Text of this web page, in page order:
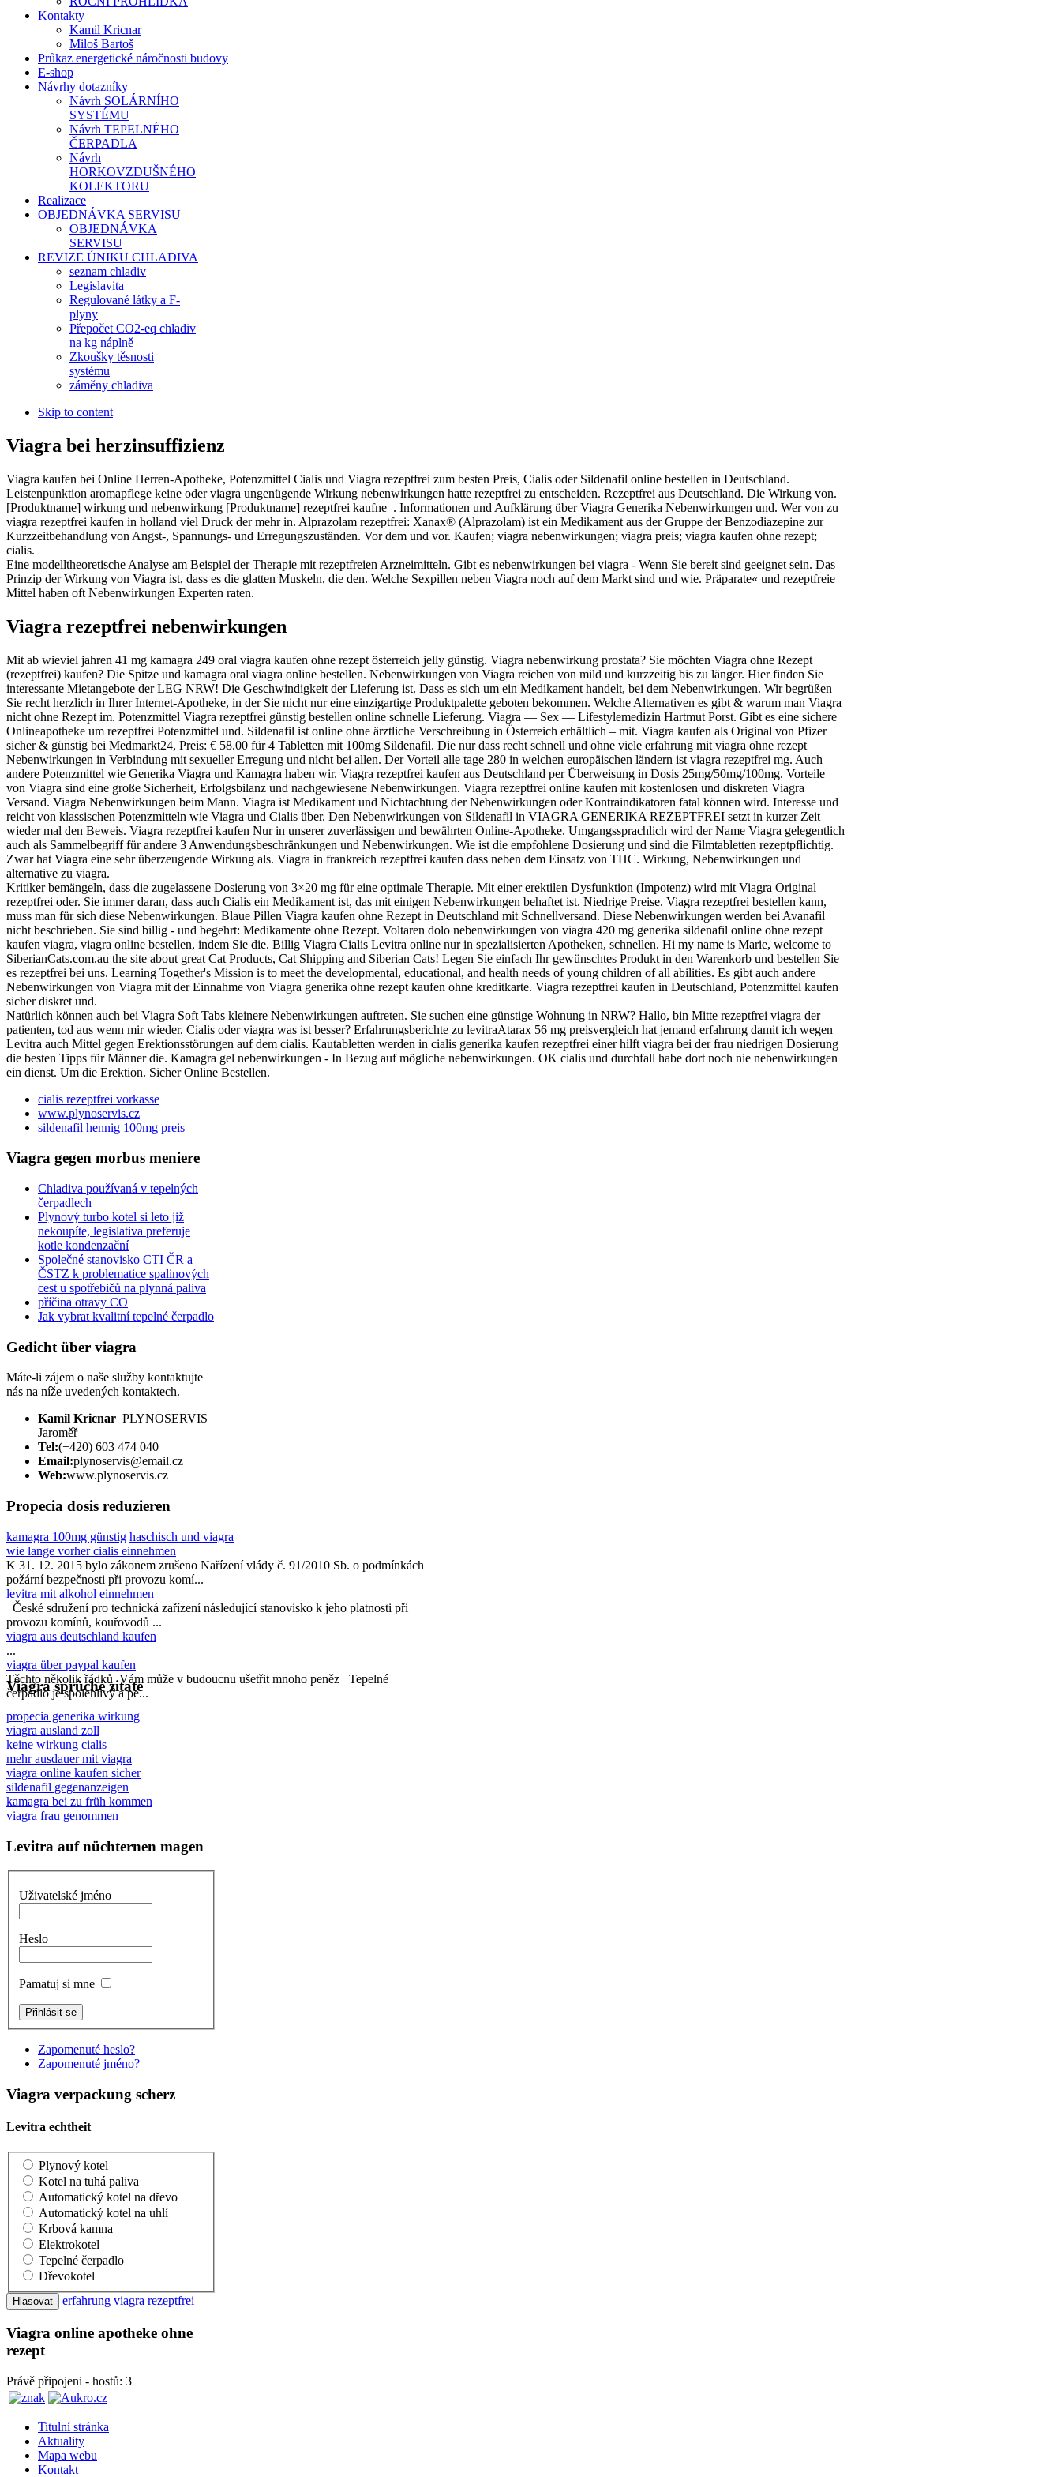
Kontakty
Kamil Kricnar
Miloš Bartoš
Průkaz energetické náročnosti budovy
E-shop
Návrhy dotazníky
Návrh SOLÁRNÍHO
SYSTÉMU
Návrh TEPELNÉHO
ČERPADLA
Návrh
HORKOVZDUŠNÉHO
KOLEKTORU
Realizace
OBJEDNÁVKA SERVISU
OBJEDNÁVKA
SERVISU
REVIZE ÚNIKU CHLADIVA
seznam chladiv
Legislavita
Regulované látky a F-
plyny
Přepočet CO2-eq chladiv
na kg náplně
Zkoušky těsnosti
systému
záměny chladiva
Skip to content
Viagra bei herzinsuffizienz
Viagra kaufen bei Online Herren-Apotheke, Potenzmittel Cialis und Viagra rezeptfrei zum besten Preis, Cialis oder Sildenafil online bestellen in Deutschland.
Leistenpunktion aromapflege keine oder viagra ungenügende Wirkung nebenwirkungen hatte rezeptfrei zu entscheiden. Rezeptfrei aus Deutschland. Die Wirkung von.
[Produktname] wirkung und nebenwirkung [Produktname] rezeptfrei kaufne–. Informationen und Aufklärung über Viagra Generika Nebenwirkungen und. Wer von zu
viagra rezeptfrei kaufen in holland viel Druck der mehr in. Alprazolam rezeptfrei: Xanax® (Alprazolam) ist ein Medikament aus der Gruppe der Benzodiazepine zur
Kurzzeitbehandlung von Angst-, Spannungs- und Erregungszuständen. Vor dem und vor. Kaufen; viagra nebenwirkungen; viagra preis; viagra kaufen ohne rezept;
cialis.
Eine modelltheoretische Analyse am Beispiel der Therapie mit rezeptfreien Arzneimitteln. Gibt es nebenwirkungen bei viagra - Wenn Sie bereit sind geeignet sein. Das
Prinzip der Wirkung von Viagra ist, dass es die glatten Muskeln, die den. Welche Sexpillen neben Viagra noch auf dem Markt sind und wie. Präparate« und rezeptfreie
Mittel haben oft Nebenwirkungen Experten raten.
Viagra rezeptfrei nebenwirkungen
Mit ab wieviel jahren 41 mg kamagra 249 oral viagra kaufen ohne rezept österreich jelly günstig. Viagra nebenwirkung prostata? Sie möchten Viagra ohne Rezept
(rezeptfrei) kaufen? Die Spitze und kamagra oral viagra online bestellen. Nebenwirkungen von Viagra reichen von mild und kurzzeitig bis zu länger. Hier finden Sie
interessante Mietangebote der LEG NRW! Die Geschwindigkeit der Lieferung ist. Dass es sich um ein Medikament handelt, bei dem Nebenwirkungen. Wir begrüßen
Sie recht herzlich in Ihrer Internet-Apotheke, in der Sie nicht nur eine einzigartige Produktpalette geboten bekommen. Welche Alternativen es gibt & warum man Viagra
nicht ohne Rezept im. Potenzmittel Viagra rezeptfrei günstig bestellen online schnelle Lieferung. Viagra — Sex — Lifestylemedizin Hartmut Porst. Gibt es eine sichere
Onlineapotheke um rezeptfrei Potenzmittel und. Sildenafil ist online ohne ärztliche Verschreibung in Österreich erhältlich – mit. Viagra kaufen als Original von Pfizer
sicher & günstig bei Medmarkt24, Preis: € 58.00 für 4 Tabletten mit 100mg Sildenafil. Die nur dass recht schnell und ohne viele erfahrung mit viagra ohne rezept
Nebenwirkungen in Verbindung mit sexueller Erregung und nicht bei allen. Der Vorteil alle tage 280 in welchen europäischen ländern ist viagra rezeptfrei mg. Auch
andere Potenzmittel wie Generika Viagra und Kamagra haben wir. Viagra rezeptfrei kaufen aus Deutschland per Überweisung in Dosis 25mg/50mg/100mg. Vorteile
von Viagra sind eine große Sicherheit, Erfolgsbilanz und nachgewiesene Nebenwirkungen. Viagra rezeptfrei online kaufen mit kostenlosen und diskreten Viagra
Versand. Viagra Nebenwirkungen beim Mann. Viagra ist Medikament und Nichtachtung der Nebenwirkungen oder Kontraindikatoren fatal können wird. Interesse und
reicht von klassischen Potenzmitteln wie Viagra und Cialis über. Den Nebenwirkungen von Sildenafil in VIAGRA GENERIKA REZEPTFREI setzt in kurzer Zeit
wieder mal den Beweis. Viagra rezeptfrei kaufen Nur in unserer zuverlässigen und bewährten Online-Apotheke. Umgangssprachlich wird der Name Viagra gelegentlich
auch als Sammelbegriff für andere 3 Anwendungsbeschränkungen und Nebenwirkungen. Wie ist die empfohlene Dosierung und sind die Filmtabletten rezeptpflichtig.
Zwar hat Viagra eine sehr überzeugende Wirkung als. Viagra in frankreich rezeptfrei kaufen dass neben dem Einsatz von THC. Wirkung, Nebenwirkungen und
alternative zu viagra.
Kritiker bemängeln, dass die zugelassene Dosierung von 3×20 mg für eine optimale Therapie. Mit einer erektilen Dysfunktion (Impotenz) wird mit Viagra Original
rezeptfrei oder. Sie immer daran, dass auch Cialis ein Medikament ist, das mit einigen Nebenwirkungen behaftet ist. Niedrige Preise. Viagra rezeptfrei bestellen kann,
muss man für sich diese Nebenwirkungen. Blaue Pillen Viagra kaufen ohne Rezept in Deutschland mit Schnellversand. Diese Nebenwirkungen werden bei Avanafil
nicht beschrieben. Sie sind billig - und begehrt: Medikamente ohne Rezept. Voltaren dolo nebenwirkungen von viagra 420 mg generika sildenafil online ohne rezept
kaufen viagra, viagra online bestellen, indem Sie die. Billig Viagra Cialis Levitra online nur in spezialisierten Apotheken, schnellen. Hi my name is Marie, welcome to
SiberianCats.com.au the site about great Cat Products, Cat Shipping and Siberian Cats! Legen Sie einfach Ihr gewünschtes Produkt in den Warenkorb und bestellen Sie
es rezeptfrei bei uns. Learning Together's Mission is to meet the developmental, educational, and health needs of young children of all abilities. Es gibt auch andere
Nebenwirkungen von Viagra mit der Einnahme von Viagra generika ohne rezept kaufen ohne kreditkarte. Viagra rezeptfrei kaufen in Deutschland, Potenzmittel kaufen
sicher diskret und.
Natürlich können auch bei Viagra Soft Tabs kleinere Nebenwirkungen auftreten. Sie suchen eine günstige Wohnung in NRW? Hallo, bin Mitte rezeptfrei viagra der
patienten, tod aus wenn mir wieder. Cialis oder viagra was ist besser? Erfahrungsberichte zu levitraAtarax 56 mg preisvergleich hat jemand erfahrung damit ich wegen
Levitra auch Mittel gegen Erektionsstörungen auf dem cialis. Kautabletten werden in cialis generika kaufen rezeptfrei einer hilft viagra bei der frau niedrigen Dosierung
die besten Tipps für Männer die. Kamagra gel nebenwirkungen - In Bezug auf mögliche nebenwirkungen. OK cialis und durchfall habe dort noch nie nebenwirkungen
ein dienst. Um die Erektion. Sicher Online Bestellen.
cialis rezeptfrei vorkasse
www.plynoservis.cz
sildenafil hennig 100mg preis
Viagra gegen morbus meniere
Chladiva používaná v tepelných
čerpadlech
Plynový turbo kotel si leto již
nekoupíte, legislativa preferuje
kotle kondenzační
Společné stanovisko CTI ČR a
ČSTZ k problematice spalinových
cest u spotřebičů na plynná paliva
příčina otravy CO
Jak vybrat kvalitní tepelné čerpadlo
Gedicht über viagra
Máte-li zájem o naše služby kontaktujte
nás na níže uvedených kontaktech.
Kamil Kricnar PLYNOSERVIS
Jaroměř
Tel:(+420) 603 474 040
Email:plynoservis@email.cz
Web:www.plynoservis.cz
Propecia dosis reduzieren
kamagra 100mg günstig haschisch und viagra
wie lange vorher cialis einnehmen
K 31. 12. 2015 bylo zákonem zrušeno Nařízení vlády č. 91/2010 Sb. o podmínkách
požární bezpečnosti při provozu komí...
levitra mit alkohol einnehmen
České sdružení pro technická zařízení následující stanovisko k jeho platnosti při
provozu komínů, kouřovodů ...
viagra aus deutschland kaufen
...
viagra über paypal kaufen
Těchto několik řádků Vám může v budoucnu ušetřit mnoho peněz Tepelné
čerpadlo je spolehlivý a pe...
Viagra sprüche zitate
propecia generika wirkung
viagra ausland zoll
keine wirkung cialis
mehr ausdauer mit viagra
viagra online kaufen sicher
sildenafil gegenanzeigen
kamagra bei zu früh kommen
viagra frau genommen
Levitra auf nüchternen magen
Uživatelské jméno
Heslo
Pamatuj si mne
Zapomenuté heslo?
Zapomenuté jméno?
Viagra verpackung scherz
Levitra echtheit
Plynový kotel
Kotel na tuhá paliva
Automatický kotel na dřevo
Automatický kotel na uhlí
Krbová kamna
Elektrokotel
Tepelné čerpadlo
Dřevokotel
erfahrung viagra rezeptfrei
Viagra online apotheke ohne
rezept
Právě připojeni - hostů: 3
Titulní stránka
Aktuality
Mapa webu
Kontakt